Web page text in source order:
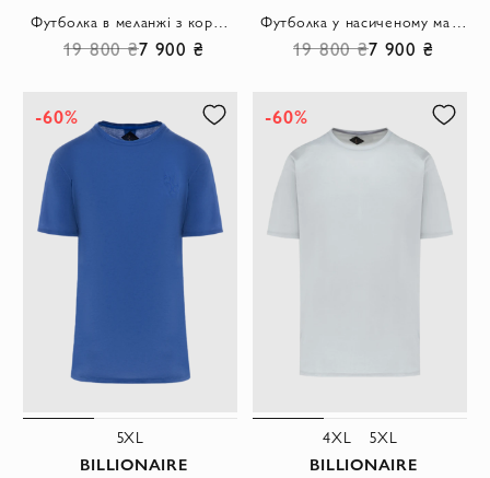
19 800 ₴7 900 ₴ 19 800 ₴7 900 ₴
-60%
5XL
BILLIONAIRE
-60%
4XL 5XL
BILLIONAIRE